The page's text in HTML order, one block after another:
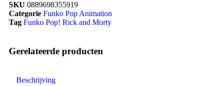
SKU 0889698355919
Categorie Funko Pop Animation
Tag Funko Pop! Rick and Morty
Gerelateerde producten
Beschrijving